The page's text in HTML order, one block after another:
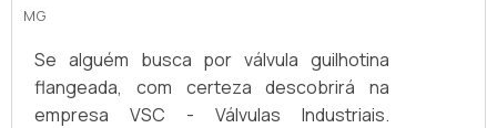
MG
Se alguém busca por válvula guilhotina
flangeada, com certeza descobrirá na
empresa VSC - Válvulas Industriais.